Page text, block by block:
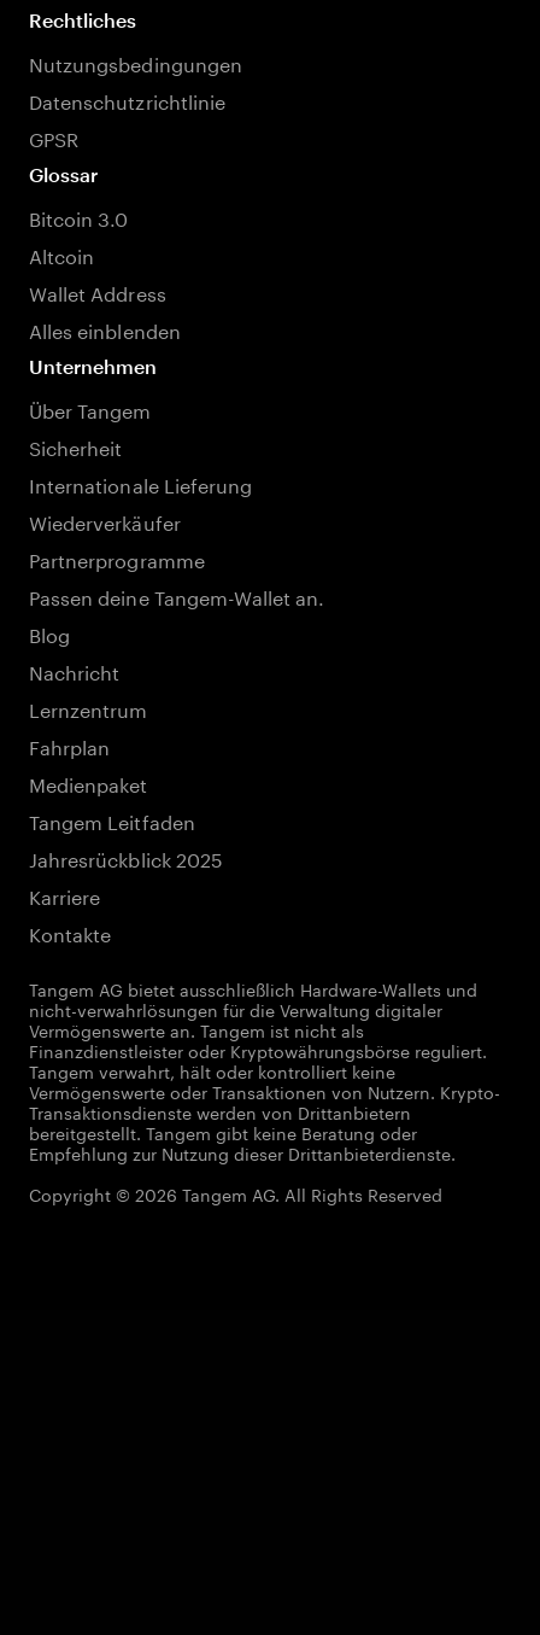
Rechtliches
Nutzungsbedingungen
Datenschutzrichtlinie
GPSR
Glossar
Bitcoin 3.0
Altcoin
Wallet Address
Alles einblenden
Unternehmen
Über Tangem
Sicherheit
Internationale Lieferung
Wiederverkäufer
Partnerprogramme
Passen deine Tangem-Wallet an.
Blog
Nachricht
Lernzentrum
Fahrplan
Medienpaket
Tangem Leitfaden
Jahresrückblick 2025
Karriere
Kontakte
Tangem AG bietet ausschließlich Hardware-Wallets und
nicht-verwahrlösungen für die Verwaltung digitaler
Vermögenswerte an. Tangem ist nicht als
Finanzdienstleister oder Kryptowährungsbörse reguliert.
Tangem verwahrt, hält oder kontrolliert keine
Vermögenswerte oder Transaktionen von Nutzern. Krypto-
Transaktionsdienste werden von Drittanbietern
bereitgestellt. Tangem gibt keine Beratung oder
Empfehlung zur Nutzung dieser Drittanbieterdienste.